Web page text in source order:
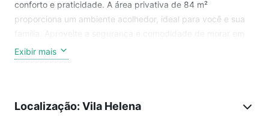
conforto e praticidade. A área privativa de 84 m²
proporciona um ambiente acolhedor, ideal para você e sua
uma área bem servida de comércio e serviços, com fácil
acesso às principais vias da cidade. Não perca a
Exibir mais
Localização: Vila Helena